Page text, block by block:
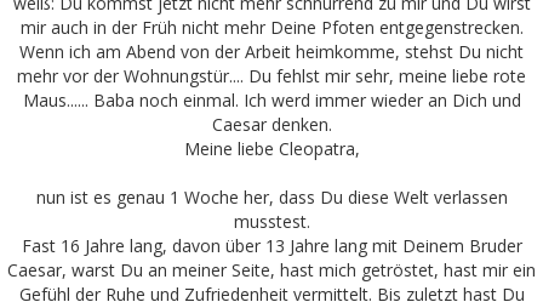
mir auch in der Früh nicht mehr Deine Pfoten entgegenstrecken.
Wenn ich am Abend von der Arbeit heimkomme, stehst Du nicht
mehr vor der Wohnungstür.... Du fehlst mir sehr, meine liebe rote
Maus...... Baba noch einmal. Ich werd immer wieder an Dich und
Caesar denken.
Meine liebe Cleopatra,
nun ist es genau 1 Woche her, dass Du diese Welt verlassen
musstest.
Fast 16 Jahre lang, davon über 13 Jahre lang mit Deinem Bruder
Caesar, warst Du an meiner Seite, hast mich getröstet, hast mir ein
Gefühl der Ruhe und Zufriedenheit vermittelt. Bis zuletzt hast Du